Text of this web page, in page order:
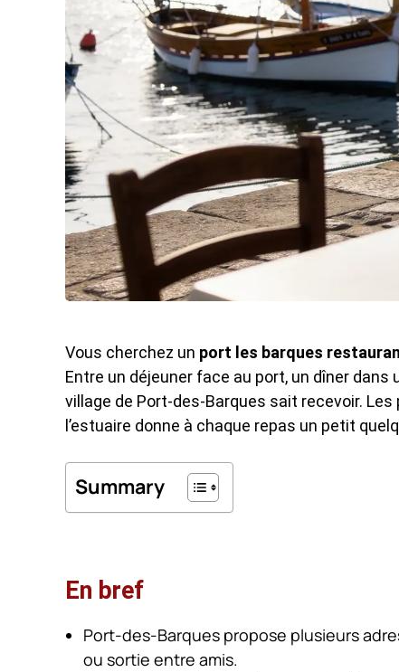
Vous cherchez un port les barques
Entre un déjeuner face au port, un dîner
village de Port-des-Barques sait recevoir.
l’estuaire donne à chaque repas un petit
Summary
En bref
Port-des-Barques propose plusieurs
ou sortie entre amis.